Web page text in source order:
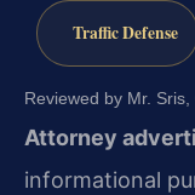
Traffic Defense
Reviewed by Mr.
Attorney
informational